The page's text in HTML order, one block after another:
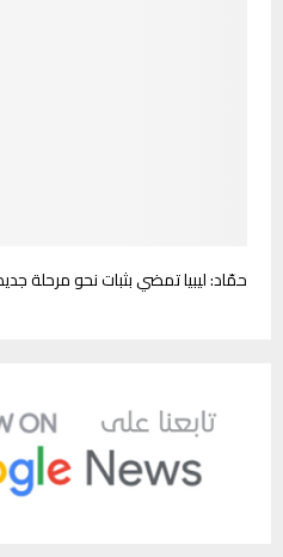
حمّاد: ليبيا تمضي بثبات نحو مرحلة